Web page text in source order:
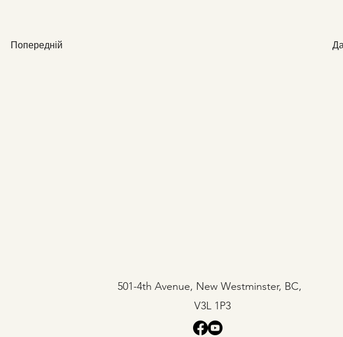
Попередній
501-4th Avenue, New Westminster, BC,
V3L 1P3